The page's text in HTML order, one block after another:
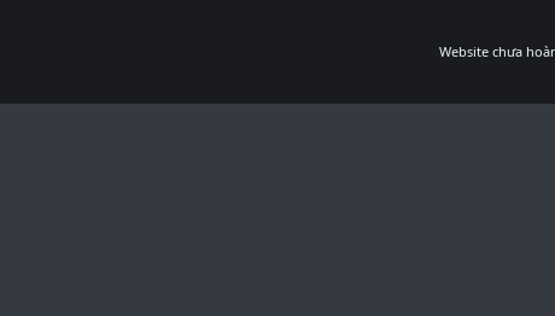
Website chưa